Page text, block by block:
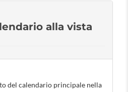
alla vista
del calendario principale nella